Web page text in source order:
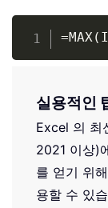
실용적인
Excel 의
2021 이상)
를 얻기 위
용할 수 있습